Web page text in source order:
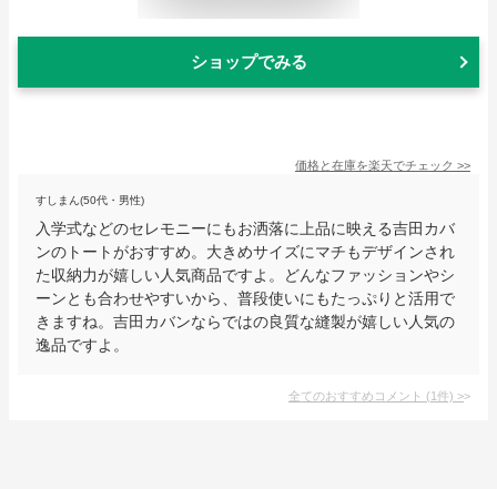
ショップでみる
価格と在庫を楽天でチェック >>
すしまん(50代・男性)
入学式などのセレモニーにもお洒落に上品に映える吉田カバ
ンのトートがおすすめ。大きめサイズにマチもデザインされ
た収納力が嬉しい人気商品ですよ。どんなファッションやシ
ーンとも合わせやすいから、普段使いにもたっぷりと活用で
きますね。吉田カバンならではの良質な縫製が嬉しい人気の
逸品ですよ。
全てのおすすめコメント (1件) >